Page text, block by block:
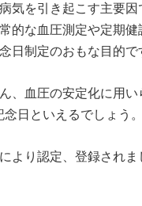
気を引き起こす主要
的な血圧測定や定期健
日制定のおもな目的で
、血圧の安定化に用い
日といえるでしょう。
により認定、登録されま